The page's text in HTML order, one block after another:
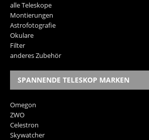
alle Teleskope
Montierungen
Astrofotografie
Okulare
Filter
anderes Zubehör
SPANNENDE TELESKOP MARKEN
Omegon
ZWO
Celestron
Skywatcher